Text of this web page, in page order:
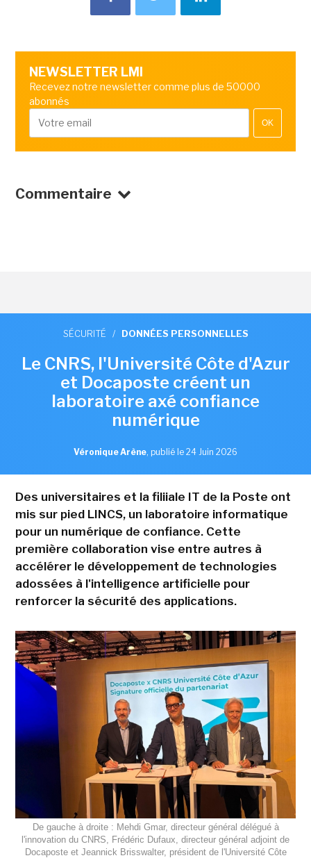
NEWSLETTER LMI
Recevez notre newsletter comme plus de 50000
abonnés
OK
Commentaire
SÉCURITÉ / DONNÉES PERSONNELLES
Le CNRS, l'Université Côte d'Azur
et Docaposte créent un
laboratoire axé confiance
numérique
Véronique Arène, publié le 24 Juin 2026
Des universitaires et la filiiale IT de la Poste ont
mis sur pied LINCS, un laboratoire informatique
pour un numérique de confiance. Cette
première collaboration vise entre autres à
accélérer le développement de technologies
adossées à l'intelligence artificielle pour
renforcer la sécurité des applications.
De gauche à droite : Mehdi Gmar, directeur général délégué à
l'innovation du CNRS, Frédéric Dufaux, directeur général adjoint de
Docaposte et Jeannick Brisswalter, président de l'Université Côte